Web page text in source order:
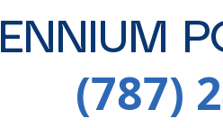
(787)